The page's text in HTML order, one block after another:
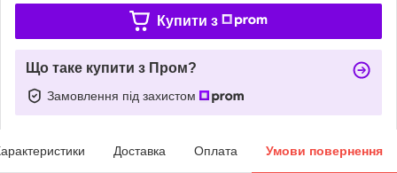
Купити з
Що таке купити з Пром?
Замовлення під захистом
Доставка Оплата Умови повернення